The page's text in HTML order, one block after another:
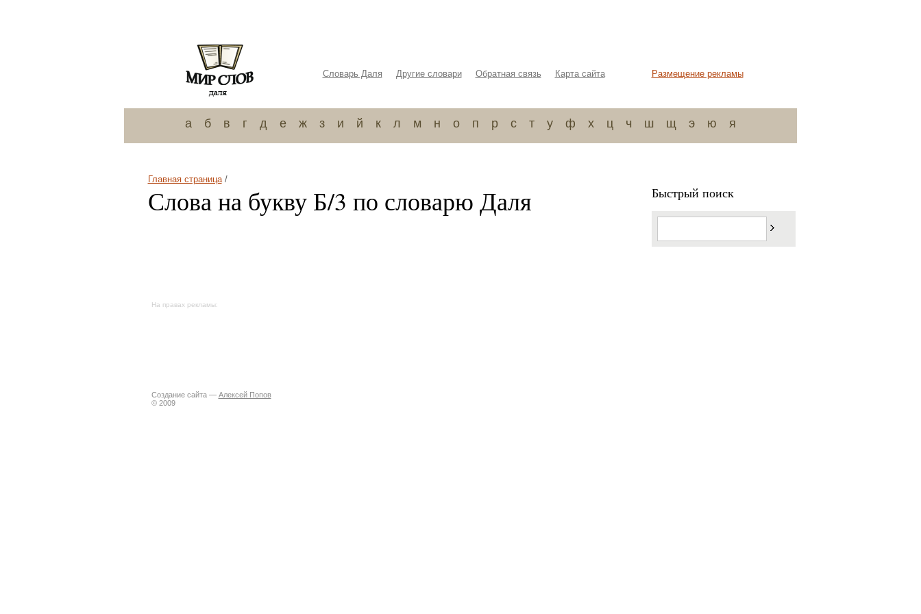
Словарь Даля Другие словари Обратная связь Карта сайта Размещение рекламы
а б в г д е ж з и й к л м н о п р с т у ф х ц ч ш щ э ю я
Главная страница/
Слова на букву Б/3 по словарю Даля Быстрый поиск
На правах рекламы:
Создание сайта — Алексей Попов
© 2009